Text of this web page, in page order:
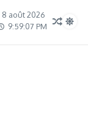
8 août 2026
9:59:08 PM